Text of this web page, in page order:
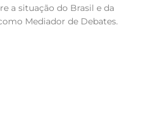
a situação do Brasil e da
Mediador de Debates.